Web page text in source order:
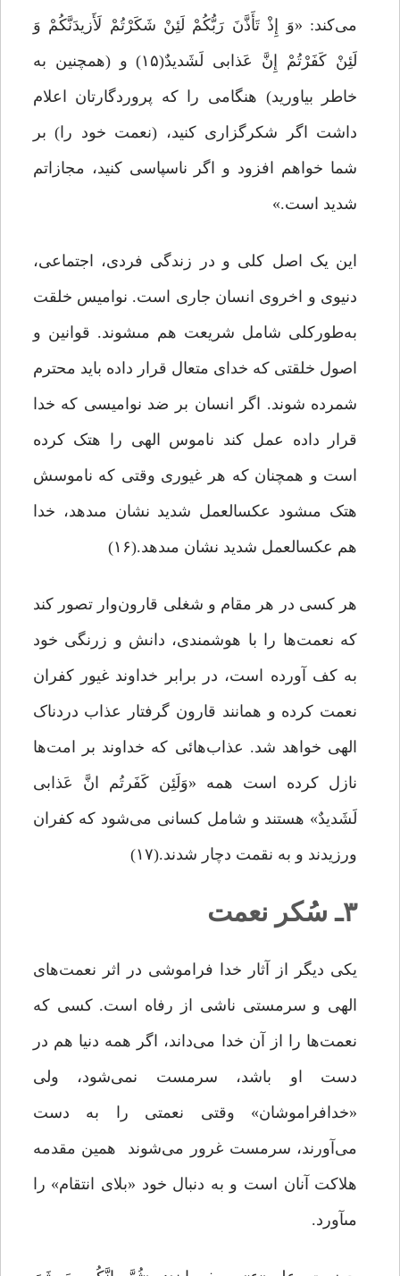
می‌کند: «وَ إِذْ تَأَذَّنَ رَبُّکُمْ لَئِنْ شَکَرْتُمْ لَأَزیدَنَّکُمْ وَ
لَئِنْ کَفَرْتُمْ إِنَّ عَذابی‏ لَشَدیدٌ(۱۵) و (همچنین به
خاطر بیاورید) هنگامى را که پروردگارتان اعلام
داشت اگر شکرگزارى کنید، (نعمت خود را) بر
شما خواهم افزود و اگر ناسپاسى کنید، مجازاتم
شدید است.»
این یک اصل کلى و در زندگى فردى، اجتماعى،
دنیوى و اخروى انسان جارى است. نوامیس خلقت
به‌طورکلى شامل شریعت هم مى‏شوند. قوانین و
اصول خلقتی که خداى متعال قرار داده باید محترم
شمرده شوند. اگر انسان بر ضد نوامیسى که خدا
قرار داده عمل کند ناموس الهى را هتک کرده
است و همچنان ‏که هر غیورى وقتى که ناموسش
هتک مى‏شود عکس‏العمل شدید نشان مى‏دهد، خدا
هم عکس‏العمل شدید نشان مى‏دهد.(۱۶)
هر کسی در هر مقام و شغلی قارون‌وار تصور کند
که نعمت‌ها را با هوشمندی، دانش و زرنگی خود
به کف آورده‌ است، در برابر خداوند غیور کفران
نعمت کرده و همانند قارون گرفتار عذاب دردناک
الهی خواهد شد. عذاب‌هائى که خداوند بر امت‌ها
نازل کرده است همه «وَلَئِن کَفَرتُم انَّ عَذابى
لَشَدیدٌ» هستند و شامل کسانی می‌شود که کفران
ورزیدند و به نقمت دچار شدند.(۱۷)
۳ـ سُکر نعمت
یکی دیگر از آثار خدا فراموشی در اثر نعمت‌های
الهی و سرمستی ناشی از رفاه است. کسی که
نعمت‌ها را از آن خدا می‌داند، اگر همه دنیا هم در
دست او باشد، سرمست نمی‌شود، ولی
«خدافراموشان» وقتی نعمتی را به دست
می‌آورند، سرمست غرور می‌شوند همین مقدمه
هلاکت آنان است و به دنبال خود «بلاى انتقام» را
مى‏آورد.